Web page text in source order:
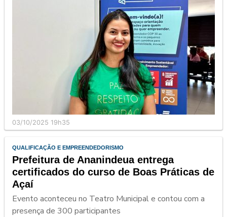
03/10/2025 19h35
QUALIFICAÇÃO E EMPREENDEDORISMO
Prefeitura de Ananindeua entrega
certificados do curso de Boas Práticas de
Açaí
Evento aconteceu no Teatro Municipal e contou com a
presença de 300 participantes